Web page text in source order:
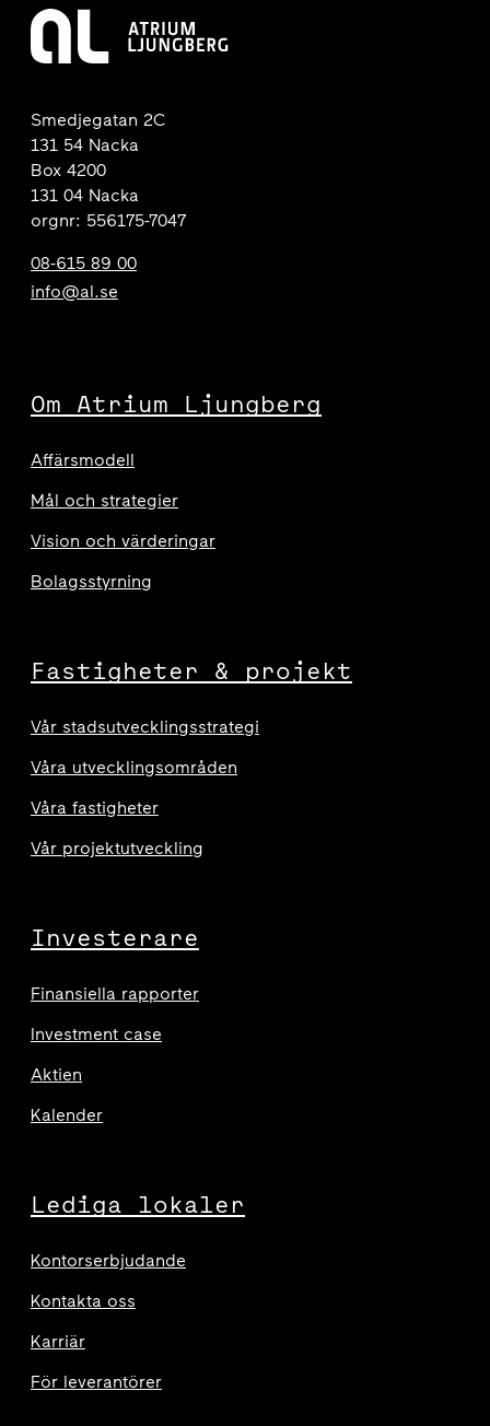
Smedjegatan 2C
131 54 Nacka
Box 4200
131 04 Nacka
orgnr: 556175-7047
08-615 89 00
info@al.se
Om Atrium Ljungberg
Affärsmodell
Mål och strategier
Vision och värderingar
Bolagsstyrning
Fastigheter & projekt
Vår stadsutvecklingsstrategi
Våra utvecklingsområden
Våra fastigheter
Vår projektutveckling
Investerare
Finansiella rapporter
Investment case
Aktien
Kalender
Lediga lokaler
Kontorserbjudande
Kontakta oss
Karriär
För leverantörer